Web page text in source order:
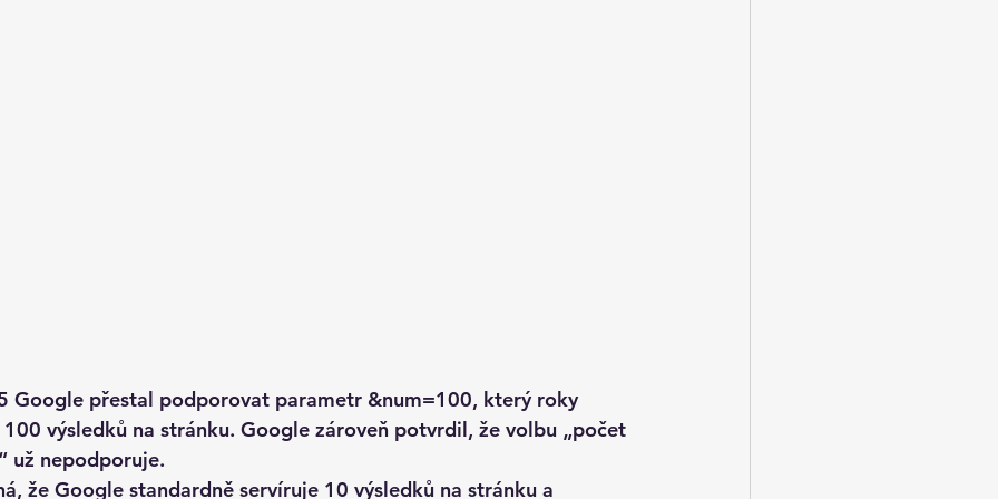
Google přestal podporovat parametr &num=100, který roky
100 výsledků na stránku. Google zároveň potvrdil, že volbu „počet
už nepodporuje.
že Google standardně servíruje 10 výsledků na stránku a